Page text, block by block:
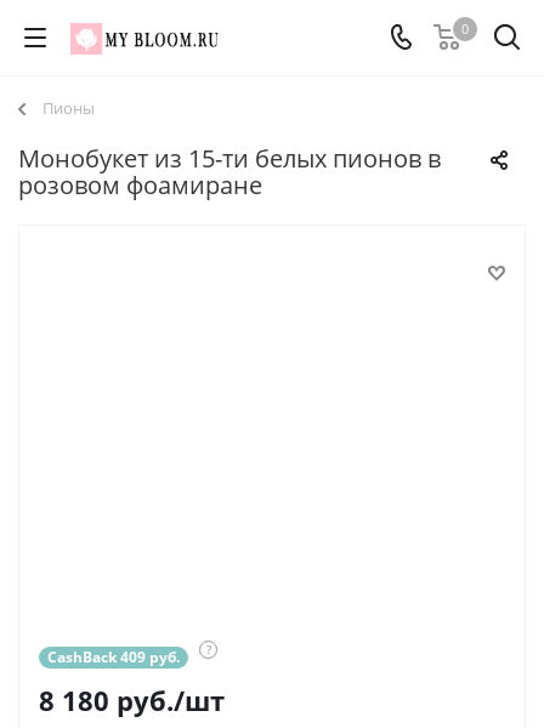
0
Пионы
Монобукет из 15-ти белых пионов в
розовом фоамиране
CashBack 409 руб. ?
8 180 руб./шт